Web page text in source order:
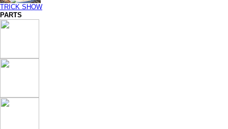
TRICK SHOW
PARTS